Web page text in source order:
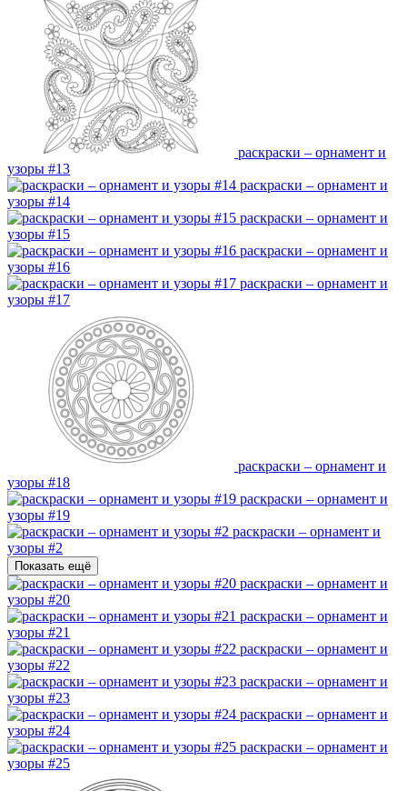
раскраски – орнамент и
узоры #13
раскраски – орнамент и
узоры #14
раскраски – орнамент и
узоры #15
раскраски – орнамент и
узоры #16
раскраски – орнамент и
узоры #17
раскраски – орнамент и
узоры #18
раскраски – орнамент и
узоры #19
раскраски – орнамент и
узоры #2
Показать ещё
раскраски – орнамент и
узоры #20
раскраски – орнамент и
узоры #21
раскраски – орнамент и
узоры #22
раскраски – орнамент и
узоры #23
раскраски – орнамент и
узоры #24
раскраски – орнамент и
узоры #25